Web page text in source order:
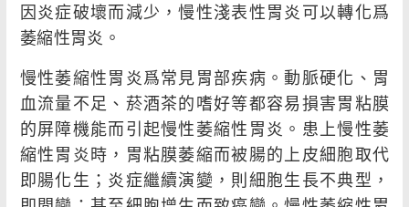
因炎症破壞而減少，慢性淺表性胃炎可以轉化爲
萎縮性胃炎。
慢性萎縮性胃炎爲常見胃部疾病。動脈硬化、胃
血流量不足、菸酒茶的嗜好等都容易損害胃粘膜
的屏障機能而引起慢性萎縮性胃炎。患上慢性萎
縮性胃炎時，胃粘膜萎縮而被腸的上皮細胞取代
即腸化生；炎症繼續演變，則細胞生長不典型，